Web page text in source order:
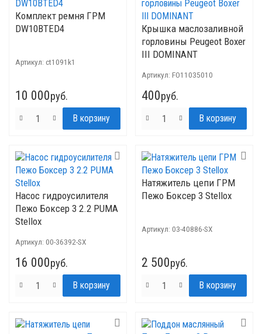
Комплект ремня ГРМ
DW10BTED4
Артикул: ct1091k1
10 000руб.
Крышка маслозаливной
горловины Peugeot Boxer
III DOMINANT
Артикул: FO11035010
400руб.
Насос гидроусилителя
Пежо Боксер 3 2.2 PUMA
Stellox
Артикул: 00-36392-SX
16 000руб.
Натяжитель цепи ГРМ
Пежо Боксер 3 Stellox
Артикул: 03-40886-SX
2 500руб.